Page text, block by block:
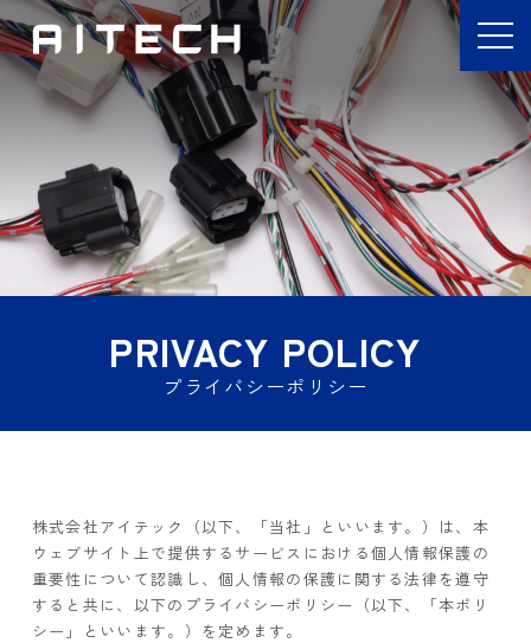
PRIVACY POLICY
プライバシーポリシー
株式会社アイテック（以下、「当社」といいます。）は、本
ウェブサイト上で提供するサービスにおける個人情報保護の
重要性について認識し、個人情報の保護に関する法律を遵守
すると共に、以下のプライバシーポリシー（以下、「本ポリ
シー」といいます。）を定めます。